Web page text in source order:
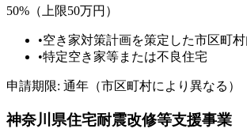
50%（上限50万円）
•空き家対策計画を策定した市区町
•特定空き家等または不良住宅
申請期限: 通年（市区町村により異なる）
神奈川県住宅耐震改修等支援事業